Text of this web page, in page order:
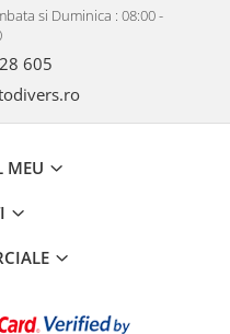
si Duminica : 08:00 -
605
MEU